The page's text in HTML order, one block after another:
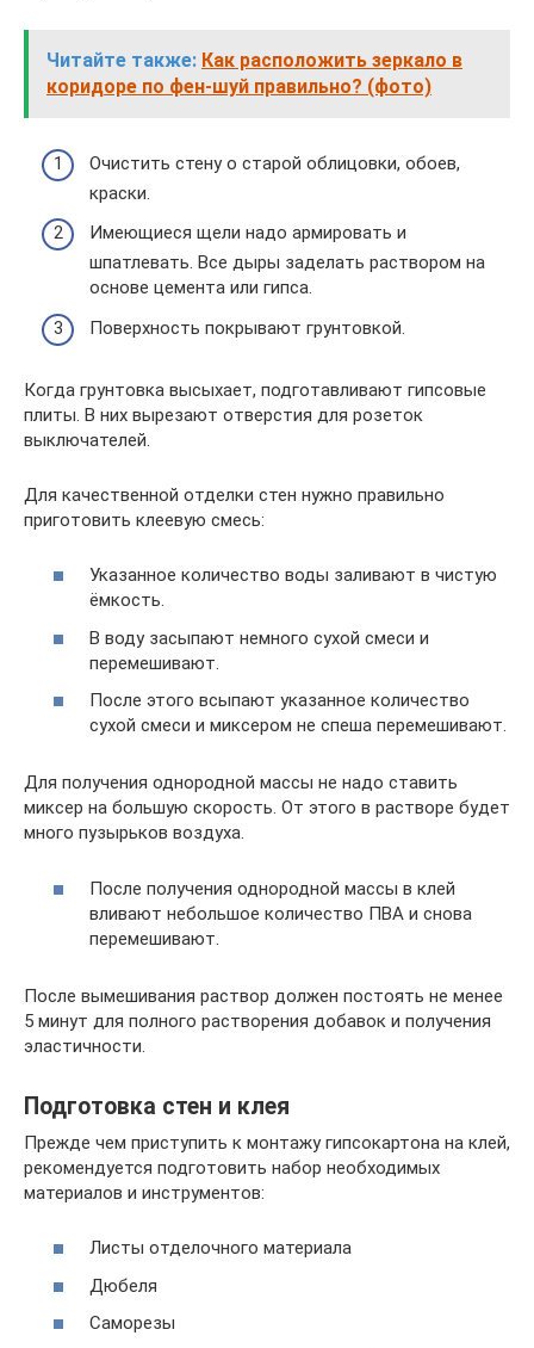
Читайте также: Как расположить зеркало в
коридоре по фен-шуй правильно? (фото)
Очистить стену о старой облицовки, обоев,
краски.
Имеющиеся щели надо армировать и
шпатлевать. Все дыры заделать раствором на
основе цемента или гипса.
Поверхность покрывают грунтовкой.
Когда грунтовка высыхает, подготавливают гипсовые
плиты. В них вырезают отверстия для розеток
выключателей.
Для качественной отделки стен нужно правильно
приготовить клеевую смесь:
Указанное количество воды заливают в чистую
ёмкость.
В воду засыпают немного сухой смеси и
перемешивают.
После этого всыпают указанное количество
сухой смеси и миксером не спеша перемешивают.
Для получения однородной массы не надо ставить
миксер на большую скорость. От этого в растворе будет
много пузырьков воздуха.
После получения однородной массы в клей
вливают небольшое количество ПВА и снова
перемешивают.
После вымешивания раствор должен постоять не менее
5 минут для полного растворения добавок и получения
эластичности.
Подготовка стен и клея
Прежде чем приступить к монтажу гипсокартона на клей,
рекомендуется подготовить набор необходимых
материалов и инструментов:
Листы отделочного материала
Дюбеля
Саморезы